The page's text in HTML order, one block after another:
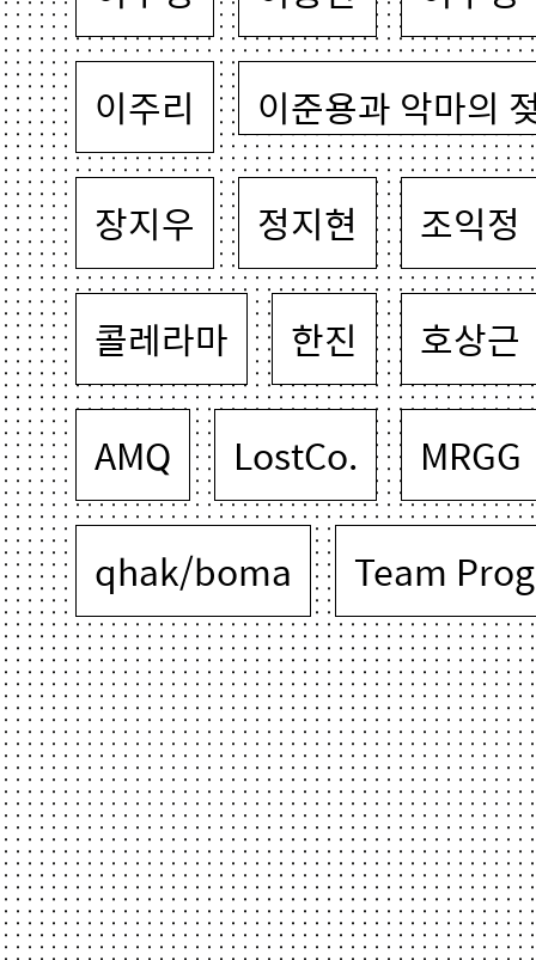
이주리 이준용과 악마의
장지우 정지현 조익정
콜레라마 한진 호상근
AMQ LostCo. MRGG
qhak/boma Team